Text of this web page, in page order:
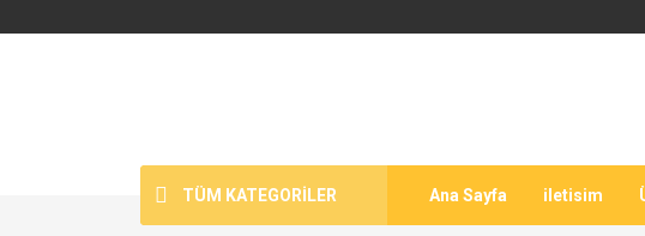
TÜM KATEGORİLER Ana Sayfa iletisim